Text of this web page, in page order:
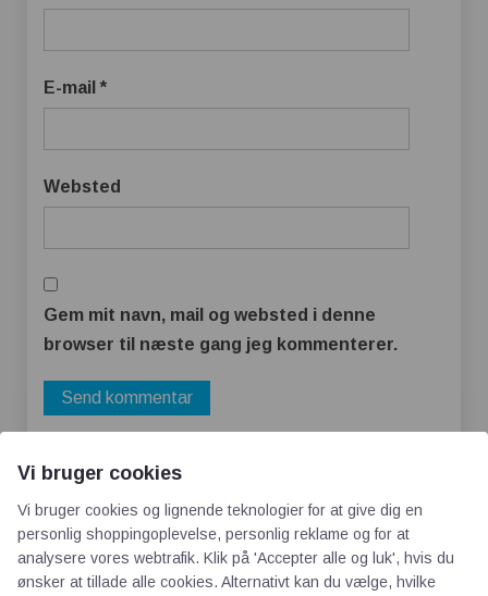
E-mail *
Websted
Gem mit navn, mail og websted i denne
browser til næste gang jeg kommenterer.
Vi bruger cookies
Vi bruger cookies og lignende teknologier for at give dig en
personlig shoppingoplevelse, personlig reklame og for at
analysere vores webtrafik. Klik på 'Accepter alle og luk', hvis du
ønsker at tillade alle cookies. Alternativt kan du vælge, hvilke